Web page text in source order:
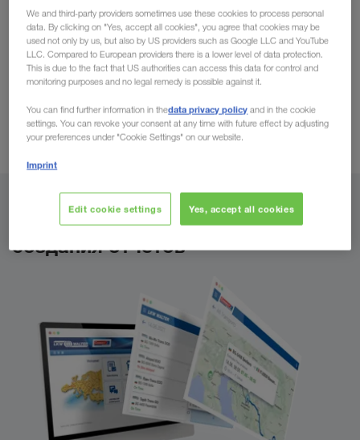
чтобы максимально упростить их применение.
Сочетание цифровых решений и персональной
поддержкиулучшает логистические цепочки,
оптимизирует загруженность грузовых автомобилей и
делает перевозки прозрачными. Это приносит пользу
нашим клиентам каждый день — будь то малый и
средний бизнес или крупные концерны!
Цифровые услуги с персональной
поддержкой: от заказа до
создания отчетов
We and third-party providers sometimes use these cookies to process personal
data. By clicking on "Yes, accept all cookies", you agree that cookies may be
used not only by us, but also by US providers such as Google LLC and YouTube
LLC. Compared to European providers there is a lower level of data protection.
This is due to the fact that US authorities can access this data for control and
monitoring purposes and no legal remedy is possible against it.
You can find further information in thedata privacy policy and in the cookie
settings. You can revoke your consent at any time with future effect by adjusting
your preferences under "Cookie Settings" on our website.
Imprint
Edit cookie settings Yes, accept all cookies